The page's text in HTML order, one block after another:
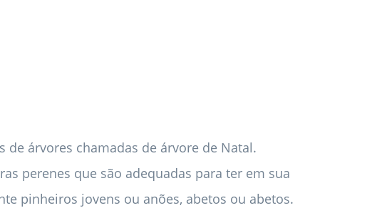
de árvores chamadas de árvore de Natal.
perenes que são adequadas para ter em sua
pinheiros jovens ou anões, abetos ou abetos.